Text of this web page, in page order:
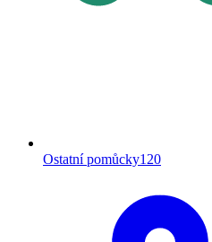
Ostatní pomůcky120